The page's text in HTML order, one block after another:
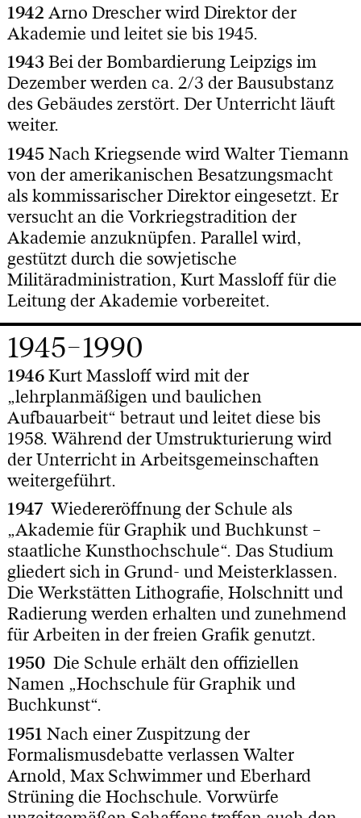
1942Arno Drescher wird Direktor der
Akademie und leitet sie bis 1945.
1943Bei der Bombardierung Leipzigs im
Dezember werden ca. 2/3 der Bausubstanz
des Gebäudes zerstört. Der Unterricht läuft
weiter.
1945Nach Kriegsende wird Walter Tiemann
von der amerikanischen Besatzungsmacht
als kommissarischer Direktor eingesetzt. Er
versucht an die Vorkriegstradition der
Akademie anzuknüpfen. Parallel wird,
gestützt durch die sowjetische
Militäradministration, Kurt Massloff für die
Leitung der Akademie vorbereitet.
1945–1990
1946Kurt Massloff wird mit der
„lehrplanmäßigen und baulichen
Aufbauarbeit“ betraut und leitet diese bis
1958. Während der Umstrukturierung wird
der Unterricht in Arbeitsgemeinschaften
weitergeführt.
1947 Wiedereröffnung der Schule als
„Akademie für Graphik und Buchkunst –
staatliche Kunsthochschule“. Das Studium
gliedert sich in Grund- und Meisterklassen.
Die Werkstätten Lithografie, Holschnitt und
Radierung werden erhalten und zunehmend
für Arbeiten in der freien Grafik genutzt.
1950 Die Schule erhält den offiziellen
Namen „Hochschule für Graphik und
Buchkunst“.
1951 Nach einer Zuspitzung der
Formalismusdebatte verlassen Walter
Arnold, Max Schwimmer und Eberhard
Strüning die Hochschule. Vorwürfe